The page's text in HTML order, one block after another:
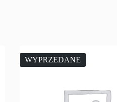
WYPRZEDANE